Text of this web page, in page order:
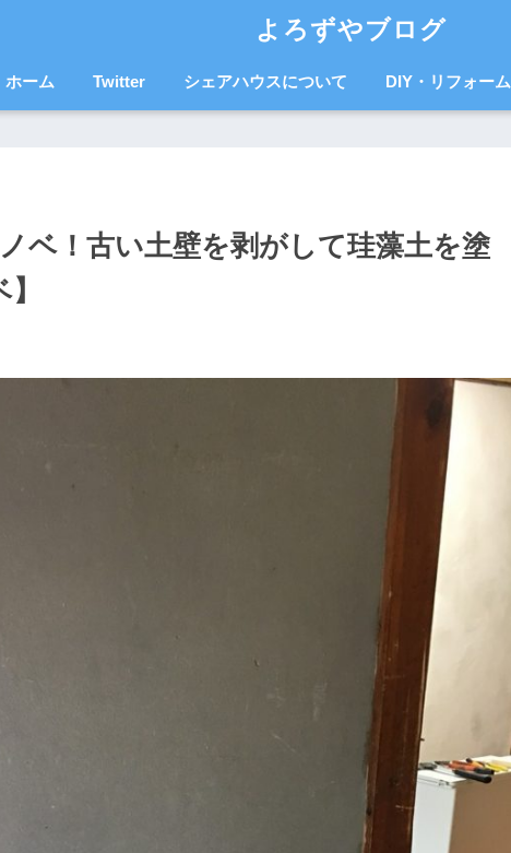
よろずやブログ
ホーム Twitter シェアハウスについて DIY・リフォーム
ベ！古い土壁を剥がして珪藻土を塗